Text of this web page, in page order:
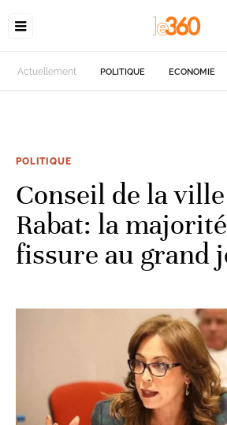
Actuellement POLITIQUE ECONOMIE
POLITIQUE
Conseil de la
Rabat: la
fissure au grand